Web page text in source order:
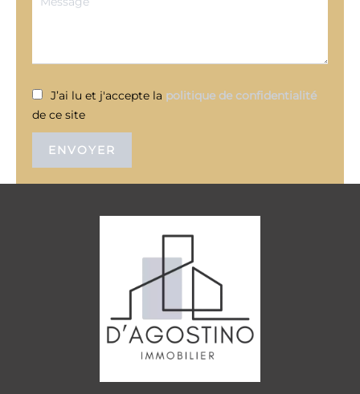
J’ai lu et j'accepte la politique de confidentialité
de ce site
ENVOYER